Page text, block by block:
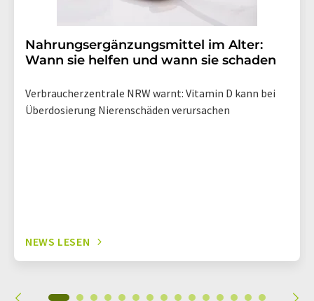
Nahrungsergänzungsmittel im Alter:
Wann sie helfen und wann sie schaden
Verbraucherzentrale NRW warnt: Vitamin D kann bei
Überdosierung Nierenschäden verursachen
NEWS LESEN